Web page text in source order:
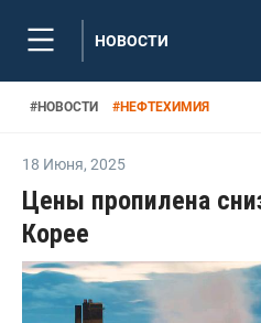
НОВОСТИ
#НОВОСТИ #НЕФТЕХИМИЯ
18 Июня, 2025
Цены пропилена
Корее